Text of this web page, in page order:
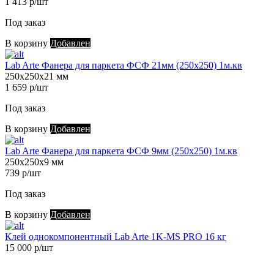
Под заказ
В корзину Добавлен
Lab Arte Фанера для паркета ФСФ 21мм (250х250) 1м.кв
250х250х21 мм
1 659 р/шт
Под заказ
В корзину Добавлен
Lab Arte Фанера для паркета ФСФ 9мм (250х250) 1м.кв
250х250х9 мм
739 р/шт
Под заказ
В корзину Добавлен
Клей однокомпонентный Lab Arte 1K-MS PRO 16 кг
15 000 р/шт